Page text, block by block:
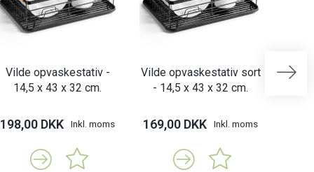
Vilde opvaskestativ -
14,5 x 43 x 32 cm.
198,00 DKK Inkl. moms
Vilde opvaskestativ sort
- 14,5 x 43 x 32 cm.
169,00 DKK Inkl. moms
Vilde